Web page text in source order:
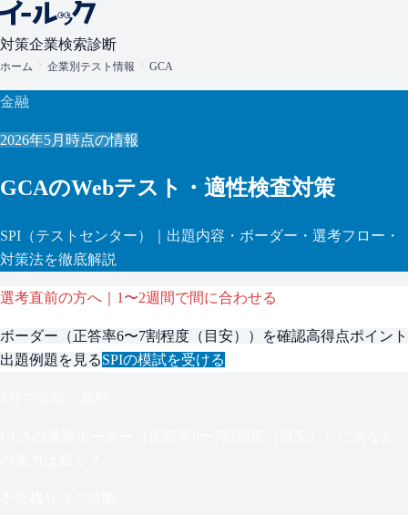
対策企業検索診断
ホーム 企業別テスト情報 GCA
金融
2026年5月 時点の情報
GCAのWebテスト・適性検査対策
SPI （テストセンター）
｜出題内容・ボーダー・選考フロー・
対策法を徹底解説
選考直前の方へ｜1〜2週間で間に合わせる
ボーダー（正答率6〜7割程度（目安） ）を確認高得点ポイント
出題例題を見るSPIの模試を受ける